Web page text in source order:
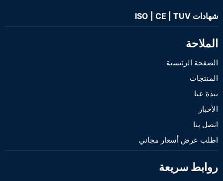
شهادات ISO | CE | TUV
الملاحة
الصفحة الرئيسية
المنتجات
نبذة عنا
الأخبار
اتصل بنا
اطلب عرض أسعار مجاني
روابط سريعة